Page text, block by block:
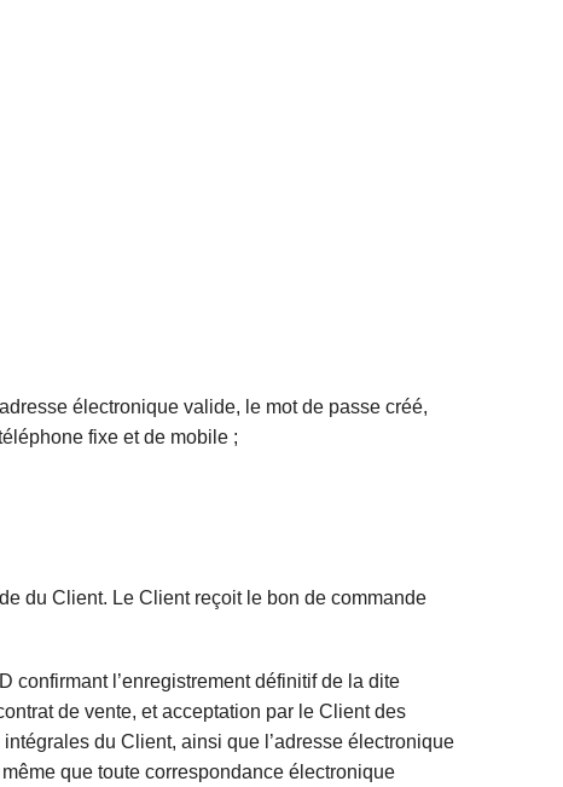
électronique valide, le mot de passe créé,
fixe et de mobile ;
du Client. Le Client reçoit le bon de commande
confirmant l’enregistrement définitif de la dite
de vente, et acceptation par le Client des
du Client, ainsi que l’adresse électronique
que toute correspondance électronique